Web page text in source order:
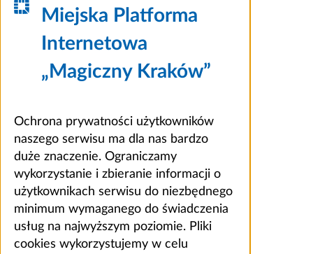
Miejska Platforma
Internetowa
„Magiczny Kraków”
Ochrona prywatności użytkowników
naszego serwisu ma dla nas bardzo
duże znaczenie. Ograniczamy
wykorzystanie i zbieranie informacji o
użytkownikach serwisu do niezbędnego
minimum wymaganego do świadczenia
usług na najwyższym poziomie. Pliki
cookies wykorzystujemy w celu